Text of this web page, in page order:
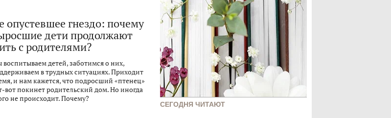
опустевшее гнездо: почему
дети продолжают
с родителями?
детей, заботимся о них,
в трудных ситуациях. Приходит
и нам кажется, что подросший «птенец»
вот покинет родительский дом. Но иногда
не происходит. Почему?
СЕГОДНЯ ЧИТАЮТ